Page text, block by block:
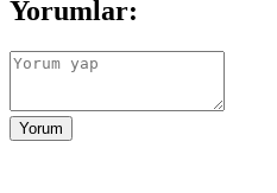
Yorumlar:
Yorum